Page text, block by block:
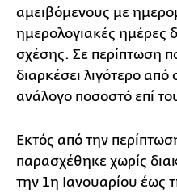
αμειβόμενους με
ημερολογιακές ημέρες
σχέσης. Σε περίπτωση
διαρκέσει λιγότερο από
ανάλογο ποσοστό επί
Εκτός από την
παρασχέθηκε χωρίς
την 1η Ιανουαρίου έως